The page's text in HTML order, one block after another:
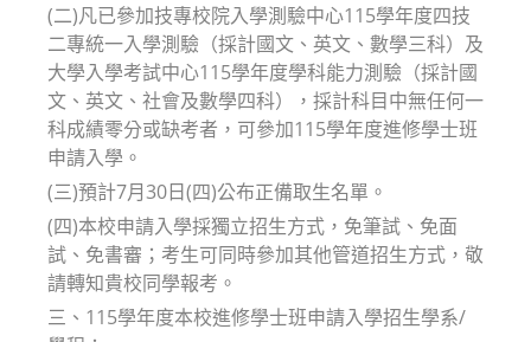
(二)凡已參加技專校院入學測驗中心115學年度四技
二專統一入學測驗（採計國文、英文、數學三科）及
大學入學考試中心115學年度學科能力測驗（採計國
文、英文、社會及數學四科），採計科目中無任何一
科成績零分或缺考者，可參加115學年度進修學士班
申請入學。
(三)預計7月30日(四)公布正備取生名單。
(四)本校申請入學採獨立招生方式，免筆試、免面
試、免書審；考生可同時參加其他管道招生方式，敬
請轉知貴校同學報考。
三、115學年度本校進修學士班申請入學招生學系/